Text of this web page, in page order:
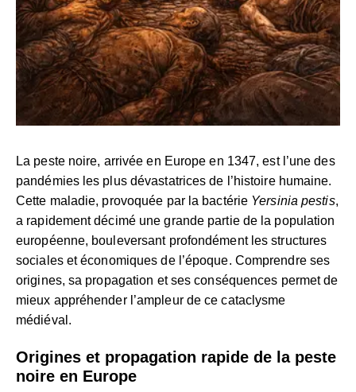
La peste noire, arrivée en Europe en 1347, est l’une des
pandémies les plus dévastatrices de l’histoire humaine.
Cette maladie, provoquée par la bactérie Yersinia pestis,
a rapidement décimé une grande partie de la population
européenne, bouleversant profondément les structures
sociales et économiques de l’époque. Comprendre ses
origines, sa propagation et ses conséquences permet de
mieux appréhender l’ampleur de ce cataclysme
médiéval.
Origines et propagation rapide de la peste
noire en Europe